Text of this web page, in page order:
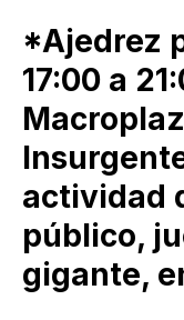
*Ajedrez
17:00 a
actividad
público,
gigante,